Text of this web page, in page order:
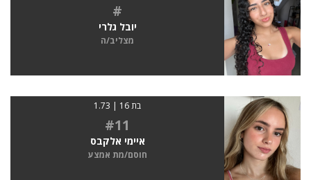
#
יובל גלרי
מצליב/ה
בת 16 | 1.73
#11
איימי אלקבס
חוסם/מת אמצע